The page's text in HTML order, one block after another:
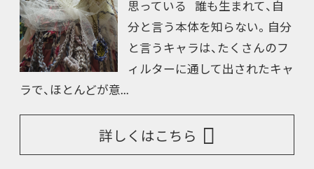
思っている 誰も生まれて、自
分と言う本体を知らない。自分
と言うキャラは、たくさんのフ
ィルターに通して出されたキャ
ラで、ほとんどが意...
詳しくはこちら